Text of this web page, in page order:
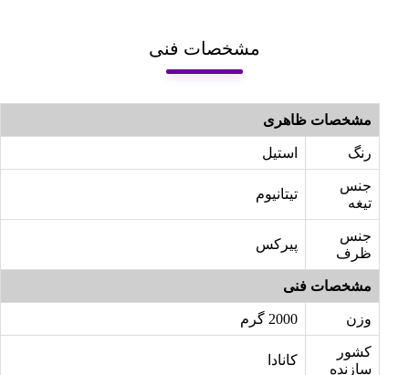
مشخصات فنی
مشخصات ظاهری
رنگ استیل
جنس
تیغه
تیتانیوم
جنس
ظرف
پیرکس
مشخصات فنی
وزن 2000 گرم
کشور
سازنده
کانادا